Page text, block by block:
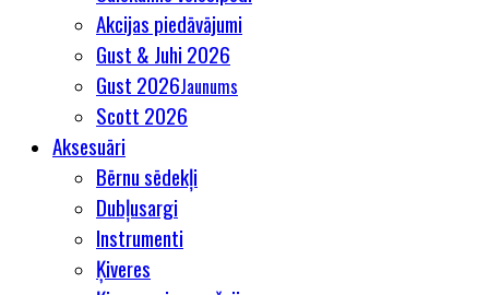
Akcijas piedāvājumi
Gust & Juhi 2026
Gust 2026Jaunums
Scott 2026
Aksesuāri
Bērnu sēdekļi
Dubļusargi
Instrumenti
Ķiveres